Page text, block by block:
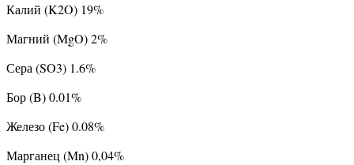
Калий (K2O) 19%
Магний (MgO) 2%
Сера (SO3) 1.6%
Бор (B) 0.01%
Железо (Fe) 0.08%
Марганец (Mn) 0,04%